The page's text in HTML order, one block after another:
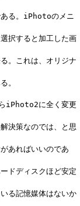
ある。iPhotoのメニ
択すると加工した画
。これは、オリジナ
。
iPhoto2に全く変更
決策なのでは、と思
あればいいのであ
ドディスクほど安定
る記憶媒体はないか